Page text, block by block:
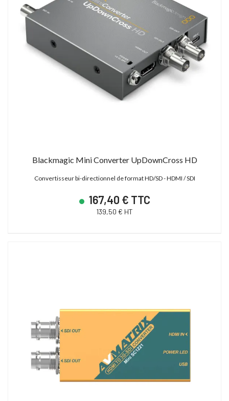
Blackmagic Mini Converter UpDownCross HD
Convertisseur bi-directionnel de format HD/SD - HDMI / SDI
167,40 € TTC
139,50 € HT